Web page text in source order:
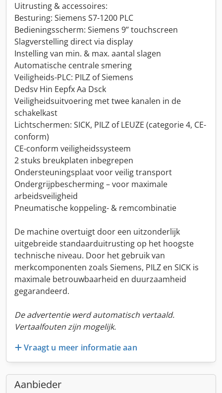
Uitrusting & accessoires:
Besturing: Siemens S7-1200 PLC
Bedieningsscherm: Siemens 9’’ touchscreen
Slagverstelling direct via display
Instelling van min. & max. aantal slagen
Automatische centrale smering
Veiligheids-PLC: PILZ of Siemens
Dedsv Hin Eepfx Aa Dsck
Veiligheidsuitvoering met twee kanalen in de
schakelkast
Lichtschermen: SICK, PILZ of LEUZE (categorie 4, CE-
conform)
CE-conform veiligheidssysteem
2 stuks breukplaten inbegrepen
Ondersteuningsplaat voor veilig transport
Ondergrijpbescherming – voor maximale
arbeidsveiligheid
Pneumatische koppeling- & remcombinatie
De machine overtuigt door een uitzonderlijk
uitgebreide standaarduitrusting op het hoogste
technische niveau. Door het gebruik van
merkcomponenten zoals Siemens, PILZ en SICK is
maximale betrouwbaarheid en duurzaamheid
gegarandeerd.
De advertentie werd automatisch vertaald.
Vertaalfouten zijn mogelijk.
Vraagt u meer informatie aan
Aanbieder